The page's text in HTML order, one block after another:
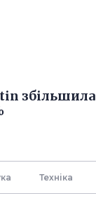
збільшила
Технiка